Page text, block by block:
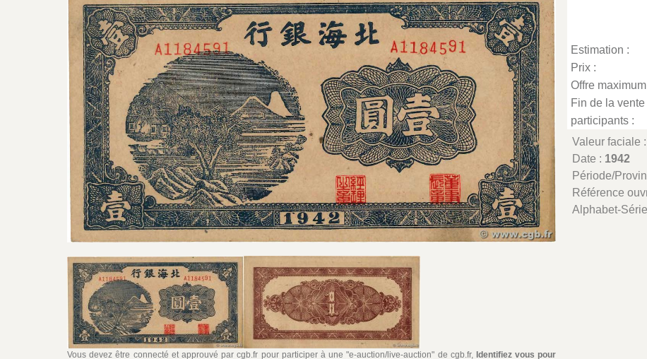
Vous devez être connecté et approuvé par cgb.fr pour participer à une "e-auction/live-auction" de cgb.fr, Identifiez vous pour
Estimation :
Prix :
Offre
Fin de la vente
participants :
Valeur faciale :
Date : 1942
Période/
Référence
Alphabet-